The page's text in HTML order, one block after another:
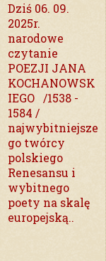
Dziś 06. 09.
2025r.
narodowe
czytanie
POEZJI JANA
KOCHANOWSK
IEGO /1538 -
1584 /
najwybitniejsze
go twórcy
polskiego
Renesansu i
wybitnego
poety na skalę
europejską..